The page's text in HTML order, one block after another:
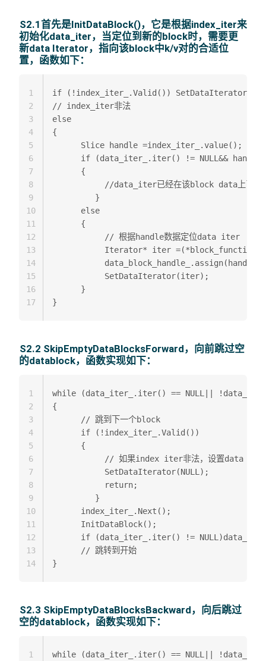
S2.1首先是InitDataBlock()，它是根据index_iter来
初始化data_iter，当定位到新的block时，需要更
新data Iterator，指向该block中k/v对的合适位
置，函数如下：
if (!index_iter_.Valid())
// index_iter非法
else
{
      Slice handle =index_iter_.value();
if (data_iter_.iter() != NULL&&
      {
//data_iter已经在该block data上了
         }
      else
      {
           // 根据handle数据定位data iter
Iterator* iter
           SetDataIterator(iter);
      }
1
2
3
4
5
6
7
8
9
10
11
12
13
14
15
16
17
S2.2 SkipEmptyDataBlocksForward，向前跳过空
的datablock，函数实现如下：
while (data_iter_.iter() == NULL||
{
      // 跳到下一个block
      if (!index_iter_.Valid())
      {
// 如果index iter非法，设置data
           SetDataIterator(NULL);
           return;
         }
      index_iter_.Next();
      InitDataBlock();
if (data_iter_.iter() !=
      // 跳转到开始
1
2
3
4
5
6
7
8
9
10
11
12
13
14
S2.3 SkipEmptyDataBlocksBackward，向后跳过
空的datablock，函数实现如下：
while (data_iter_.iter() == NULL||
1